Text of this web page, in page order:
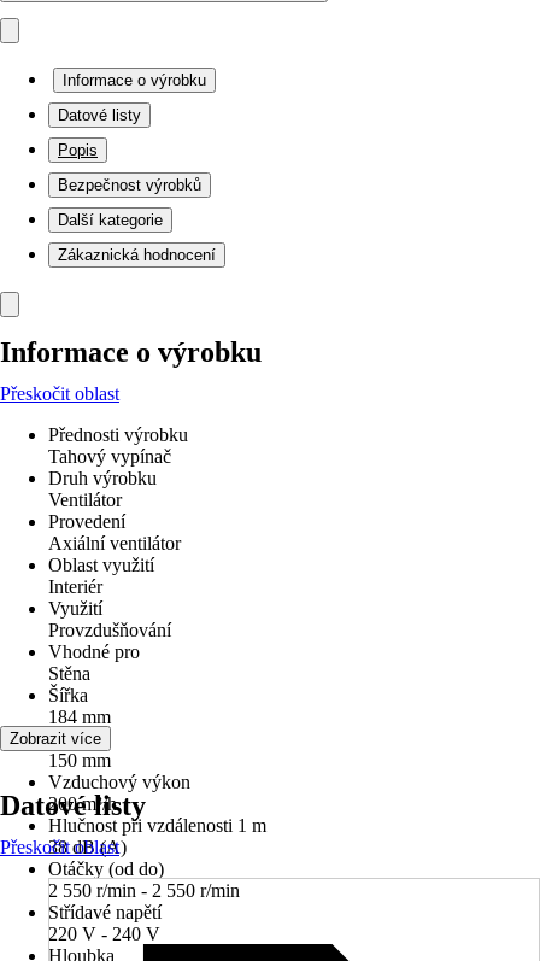
Informace o výrobku
Datové listy
Popis
Bezpečnost výrobků
Další kategorie
Zákaznická hodnocení
Informace o výrobku
Přeskočit oblast
Přednosti výrobku
Tahový vypínač
Druh výrobku
Ventilátor
Provedení
Axiální ventilátor
Oblast využití
Interiér
Využití
Provzdušňování
Vhodné pro
Stěna
Šířka
184 mm
Průměr
150 mm
Vzduchový výkon
200 m³/h
Hlučnost při vzdálenosti 1 m
38 dB (A)
Otáčky (od do)
2 550 r/min - 2 550 r/min
Střídavé napětí
220 V - 240 V
Hloubka
Zobrazit více
Datové listy
Přeskočit oblast